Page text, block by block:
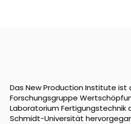
Das New Production Institute ist
Forschungsgruppe
Laboratorium Fertigungstechnik
Schmidt-Universität